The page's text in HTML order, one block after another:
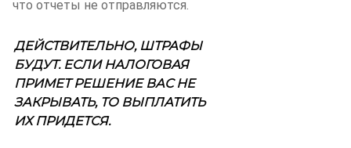
что отчеты не отправляются.
ДЕЙСТВИТЕЛЬНО, ШТРАФЫ
БУДУТ. ЕСЛИ НАЛОГОВАЯ
ПРИМЕТ РЕШЕНИЕ ВАС НЕ
ЗАКРЫВАТЬ, ТО ВЫПЛАТИТЬ
ИХ ПРИДЕТСЯ.